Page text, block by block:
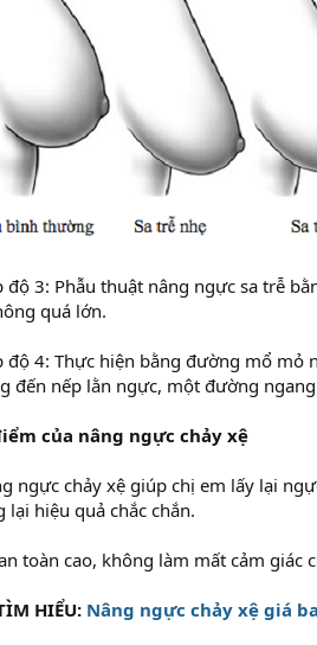
độ 3: Phẫu thuật nâng ngực sa trễ
quá lớn.
độ 4: Thực hiện bằng đường mổ
đến nếp lằn ngực, một đường
của nâng ngực chảy xệ
ngực chảy xệ giúp chị em lấy lại
lại hiệu quả chắc chắn.
toàn cao, không làm mất cảm giác
HIỂU: Nâng ngực chảy xệ giá